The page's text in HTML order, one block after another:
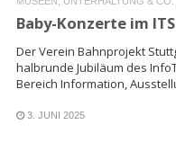
Baby-Konzerte im ITS
Der Verein Bahnprojekt
halbrunde Jubiläum des
Bereich Information,
3. JUNI 2025